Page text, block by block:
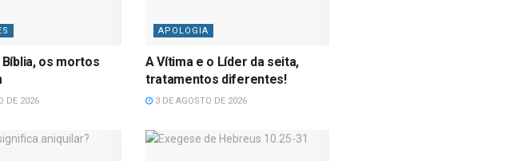
os mortos
DE 2026
APOLOGIA
A Vítima e o Líder da seita,
tratamentos diferentes!
3 DE AGOSTO DE 2026